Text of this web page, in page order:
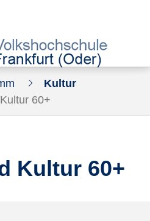
Kultur
60+
Kultur 60+